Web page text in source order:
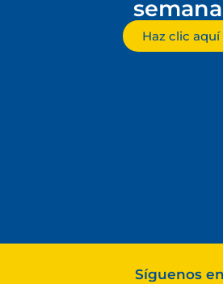
Haz clic aquí
Síguenos